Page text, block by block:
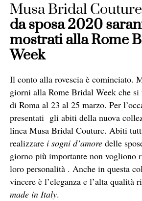
Musa Bridal
da sposa 2020
mostrati alla Rome
Week
Il conto alla rovescia è cominciato.
giorni alla Rome Bridal Week che si
di Roma al 23 al 25 marzo. Per
presentati gli abiti della nuova
linea Musa Bridal Couture. Abiti
realizzare i sogni d’amore delle
giorno più importante non vogliono
loro personalità . Anche in questa
vincere è l’eleganza e l’alta qualità
made in Italy.